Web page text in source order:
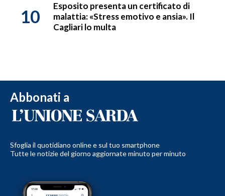
10
Esposito presenta un certificato di
malattia: «Stress emotivo e ansia». Il
Cagliari lo multa
Abbonati a
Sfoglia il quotidiano online e sul tuo smartphone
Tutte le notizie del giorno aggiornate minuto per minuto